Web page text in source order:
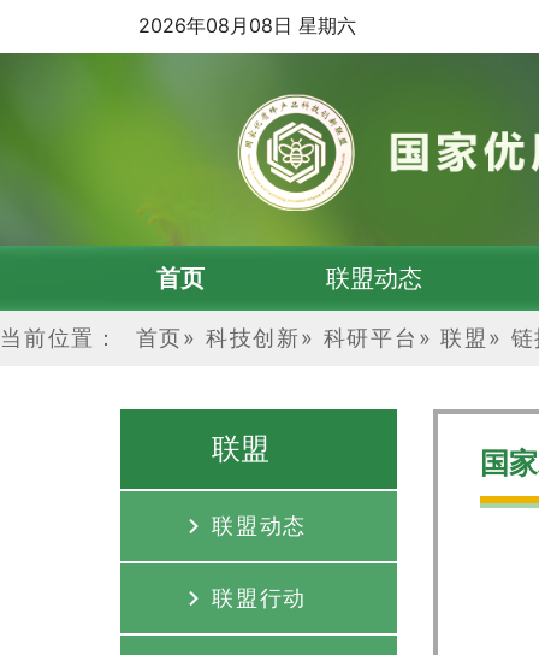
2026年08月08日 星期六
首页 联盟动态
当前位置： 首页» 科技创新» 科研平台 »联盟 » 链
联盟
联盟动态
联盟行动
国